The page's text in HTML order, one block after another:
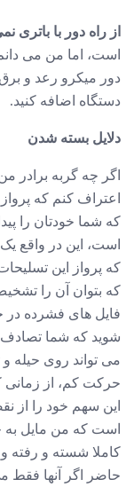
از راه دور با باتری
است، اما من می
دور میکرو رعد و
دستگاه اضافه کنید.
دلایل بسته شدن
اگر چه گربه برادر
اعتراف کنم که
که شما خودتان را
است، این در واقع
که پرواز این
فایل های فشرده در
شوید که شما
می تواند روی حیله
حرکت کم، از
این سهم خود را از
است که من مایل به
کاملا شسته و رفته
حاضر اگر آنها فقط